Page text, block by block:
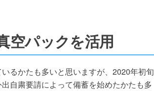
空パックを活用
るかたも多いと思いますが、2020年初旬
自粛要請によって備蓄を始めたかたも多